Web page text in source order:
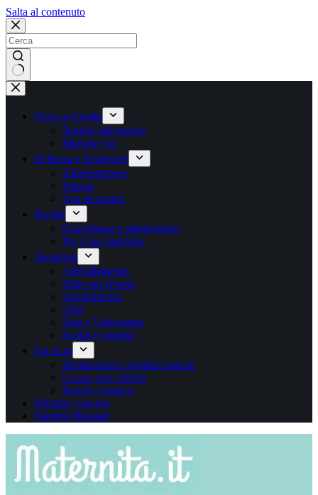
Salta al contenutoSalta
contenuto
Nessun
risultato
News e Gossip
Notizie dal mondo
Mamme vip
Bellezza e Benessere
Alimentazione
Fitness
Vita di coppia
Ricette
Gravidanza e allattamento
Per il tuo bambino
Shopping
Abbigliamento
Tutto per il bebè
Arredamento
Libri
App e Videogame
Sconti e omaggi
Fai da te
Bomboniere e biglietti nascita
Creare con i bimbi
Riciclo creativo
Mamme e lavoro
Mamme Blogger